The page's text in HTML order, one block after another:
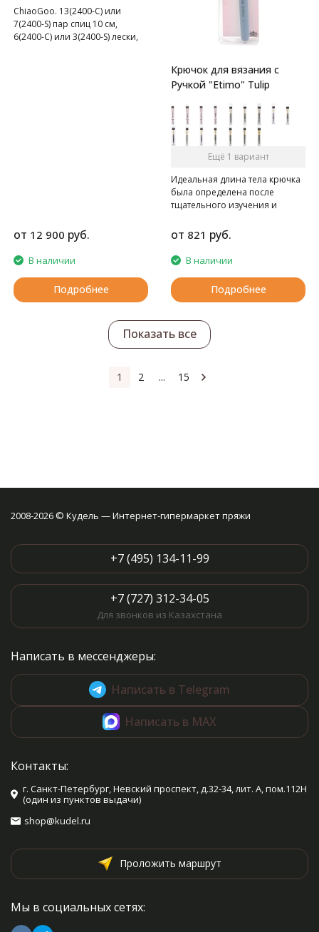
ChiaoGoo. 13(2400-C) или
7(2400-S) пар спиц 10 см,
6(2400-C) или 3(2400-S) лески,
от 12 900 руб.
В наличии
Подробнее
Крючок для вязания с
Ручкой "Etimo" Tulip
Ещё 1 вариант
Идеальная длина тела крючка
была определена после
тщательного изучения и
Она позволяет вязать
красивые блоки при
филейном вязании.
Конусообразная часть
позволяет сохранять размер
стежков без особых усилий.
конусу делает все стежки
одинаковыми по размеру.
Специальная шлифовка, с
оригинальных методов Tulip
создает гладкость конусу.
от 821 руб.
В наличии
Подробнее
Показать все
1 2 ... 15
2008-2026 © Кудель — Интернет-гипермаркет пряжи
+7 (495) 134-11-99
+7 (727) 312-34-05
Для звонков из Казахстана
Написать в мессенджеры:
Написать в Telegram
Написать в MAX
Контакты:
г. Санкт-Петербург, Невский проспект, д.32-34, лит. А, пом.112Н
(один из пунктов выдачи)
shop@kudel.ru
Проложить маршрут
Мы в социальных сетях: